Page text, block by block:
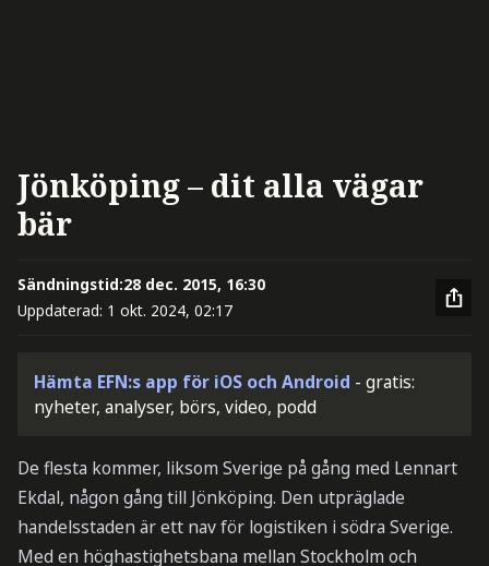
Jönköping – dit alla vägar
bär
Sändningstid:28 dec. 2015, 16:30
Uppdaterad: 1 okt. 2024, 02:17
Hämta EFN:s app för iOS och Android - gratis:
nyheter, analyser, börs, video, podd
De flesta kommer, liksom Sverige på gång med Lennart
Ekdal, någon gång till Jönköping. Den utpräglade
handelsstaden är ett nav för logistiken i södra Sverige.
Med en höghastighetsbana mellan Stockholm och